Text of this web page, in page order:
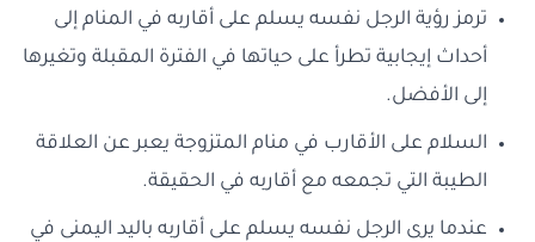
ترمز رؤية الرجل نفسه يسلم على أقاربه في المنام إلى
أحداث إيجابية تطرأ على حياتها في الفترة المقبلة وتغيرها
إلى الأفضل.
السلام على الأقارب في منام المتزوجة يعبر عن العلاقة
الطيبة التي تجمعه مع أقاربه في الحقيقة.
عندما يرى الرجل نفسه يسلم على أقاربه باليد اليمنى في